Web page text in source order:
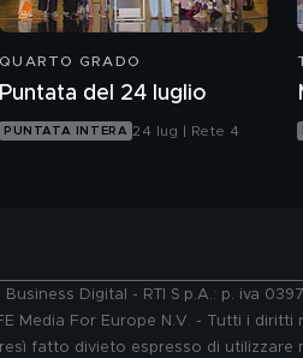
QUARTO GRADO
Puntata del 24 luglio
PUNTATA INTERA 24 lug | Rete 4
Digital - RTI S.p.A.: p. iva
Media For Europe N.V. - Tutti i
fatto divieto espresso di utilizzare